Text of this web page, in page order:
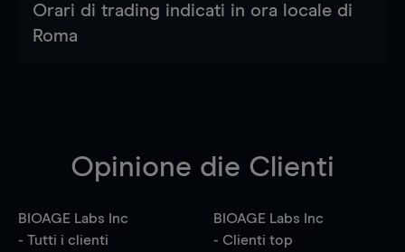
Orari di trading indicati in ora locale di
Roma
Opinione die Clienti
BIOAGE Labs Inc
- Tutti i clienti
BIOAGE Labs Inc
- Clienti top